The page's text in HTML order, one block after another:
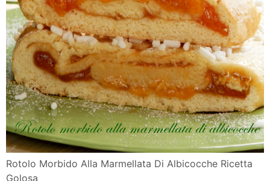
Rotolo Morbido Alla Marmellata Di Albicocche Ricetta
Golosa